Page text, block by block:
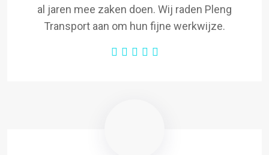
al jaren mee zaken doen. Wij raden Pleng
Transport aan om hun fijne werkwijze.